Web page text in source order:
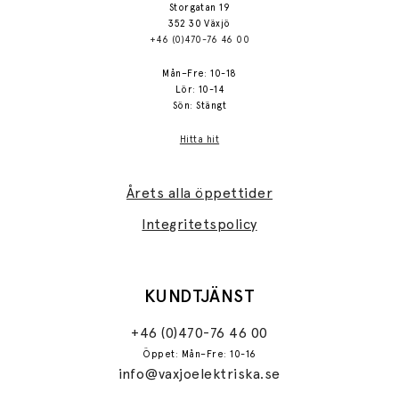
Storgatan 19
352 30 Växjö
+46 (0)470-76 46 00
Mån–Fre: 10-18
Lör: 10-14
Sön: Stängt
Hitta hit
Årets alla öppettider
Integritetspolicy
KUNDTJÄNST
+46 (0)470-76 46 00
Öppet: Mån–Fre: 10-16
info@vaxjoelektriska.se